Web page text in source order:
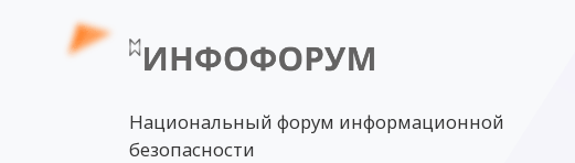
Национальный форум информационной
безопасности